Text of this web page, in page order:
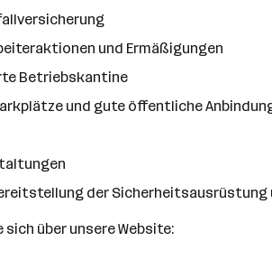
und Ermäßigungen
Betriebskantine
und gute öffentliche
der Sicherheitsausrüstung
sich über unsere Website: